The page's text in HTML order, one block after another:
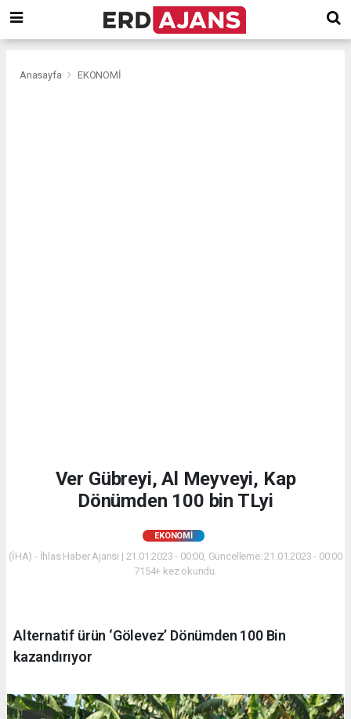
Anasayfa EKONOMİ
Ver Gübreyi, Al Meyveyi, Kap
Dönümden 100 bin TLyi
EKONOMİ
(İHA) - İhlas Haber Ajansı | 21.01.2023 - 00:00, Güncelleme: 21.01.2023 - 00:00
7154+ kez okundu.
Alternatif ürün ‘Gölevez’ Dönümden 100 Bin
kazandırıyor